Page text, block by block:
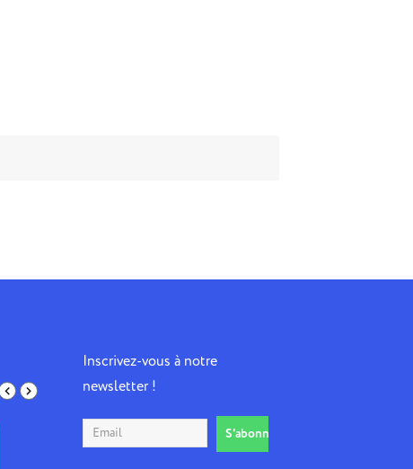
Inscrivez-vous à notre
newsletter !